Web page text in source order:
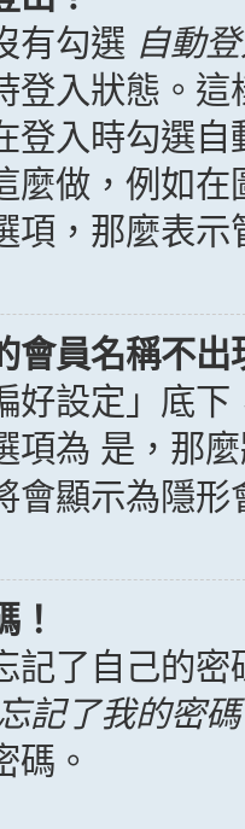
有勾選 自動
登入狀態。
登入時勾選
麼做，例如
項，那麼表
會員名稱不
好設定」底
項為 是 ，那
會顯示為隱形
！
記了自己的
記了我的密碼
碼。